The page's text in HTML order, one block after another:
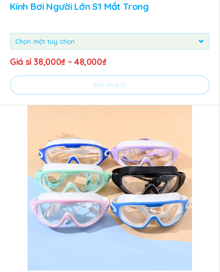
Kính Bơi Người Lớn S1 Mắt Trong
Giá sỉ 38,000₫– 48,000₫
ĐẶT MUA SỈ